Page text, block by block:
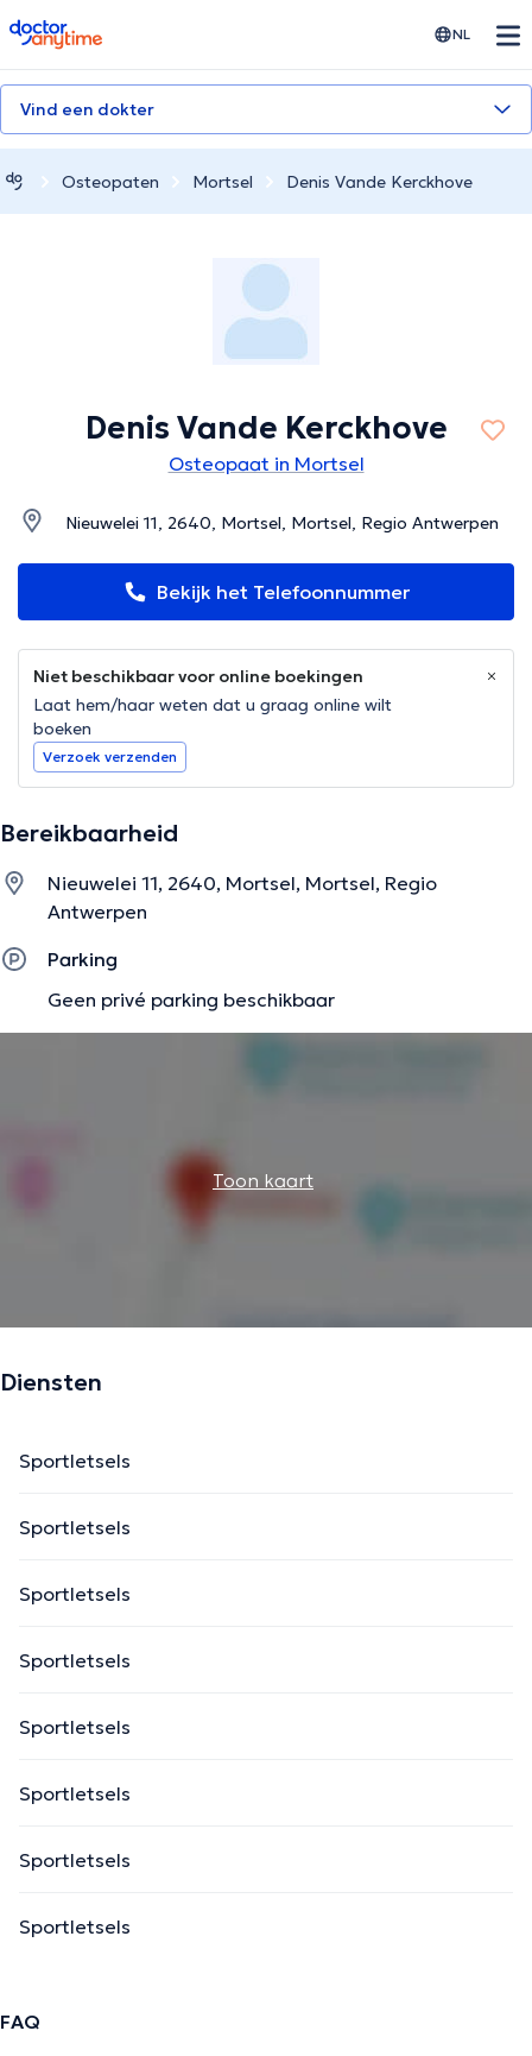
doctoranytime NL
Vind een dokter
Osteopaten Mortsel Denis Vande Kerckhove
Denis Vande Kerckhove
Osteopaat in Mortsel
Nieuwelei 11, 2640, Mortsel, Mortsel, Regio Antwerpen
Bekijk het Telefoonnummer
Niet beschikbaar voor online boekingen
Laat hem/haar weten dat u graag online wilt
boeken
Verzoek verzenden
Bereikbaarheid
Nieuwelei 11, 2640, Mortsel, Mortsel, Regio
Antwerpen
Parking
Geen privé parking beschikbaar
Toon kaart
Diensten
Sportletsels
Sportletsels
Sportletsels
Sportletsels
Sportletsels
Sportletsels
Sportletsels
Sportletsels
FAQ